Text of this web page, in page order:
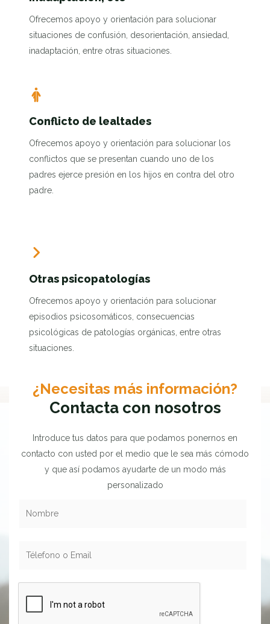
Ofrecemos apoyo y orientación para solucionar
situaciones de confusión, desorientación, ansiedad,
inadaptación, entre otras situaciones.
Conflicto de lealtades
Ofrecemos apoyo y orientación para solucionar los
conflictos que se presentan cuando uno de los
padres ejerce presión en los hijos en contra del otro
padre.
Otras psicopatologías
Ofrecemos apoyo y orientación para solucionar
episodios psicosomáticos, consecuencias
psicológicas de patologías orgánicas, entre otras
situaciones.
¿Necesitas más información?
Contacta con nosotros
Introduce tus datos para que podamos ponernos en
contacto con usted por el medio que le sea más cómodo
y que así podamos ayudarte de un modo más
personalizado
e